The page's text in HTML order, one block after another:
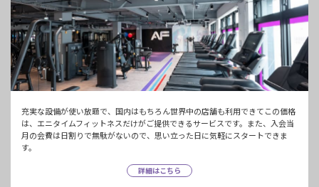
充実な設備が使い放題で、国内はもちろん世界中の店舗も利用できてこの価格
は、エニタイムフィットネスだけがご提供できるサービスです。また、入会当
月の会費は日割りで無駄がないので、思い立った日に気軽にスタートできま
す。
詳細はこちら